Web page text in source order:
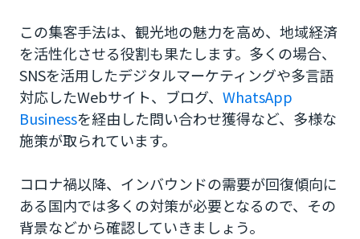
この集客手法は、観光地の魅力を高め、地域経済
を活性化させる役割も果たします。多くの場合、
SNSを活用したデジタルマーケティングや多言語
対応したWebサイト、ブログ、 WhatsApp
Businessを経由した問い合わせ獲得など、多様な
施策が取られています。
コロナ禍以降、インバウンドの需要が回復傾向に
ある国内では多くの対策が必要となるので、その
背景などから確認していきましょう。